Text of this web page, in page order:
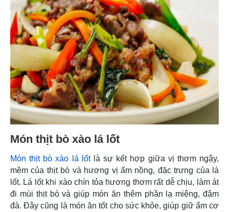
Món thịt bò xào lá lốt
Món thịt bò xào lá lốt là sự kết hợp giữa vị thơm ngậy,
mềm của thịt bò và hương vị ấm nồng, đặc trưng của lá
lốt. Lá lốt khi xào chín tỏa hương thơm rất dễ chịu, làm át
đi mùi thịt bò và giúp món ăn thêm phần lạ miệng, đậm
đà. Đây cũng là món ăn tốt cho sức khỏe, giúp giữ ấm cơ